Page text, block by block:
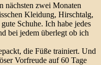
nächsten zwei Monaten
Kleidung, Hirschtalg,
Schuhe. Ich habe jedes
bei jedem überlegt ob ich
die Füße trainiert. Und
Vorfreude auf 60 Tage